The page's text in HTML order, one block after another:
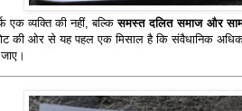
एक व्यक्ति की नहीं, बल्किसमस्त दलित समाज और
की ओर से यह पहल एक मिसाल है कि संवैधानिक